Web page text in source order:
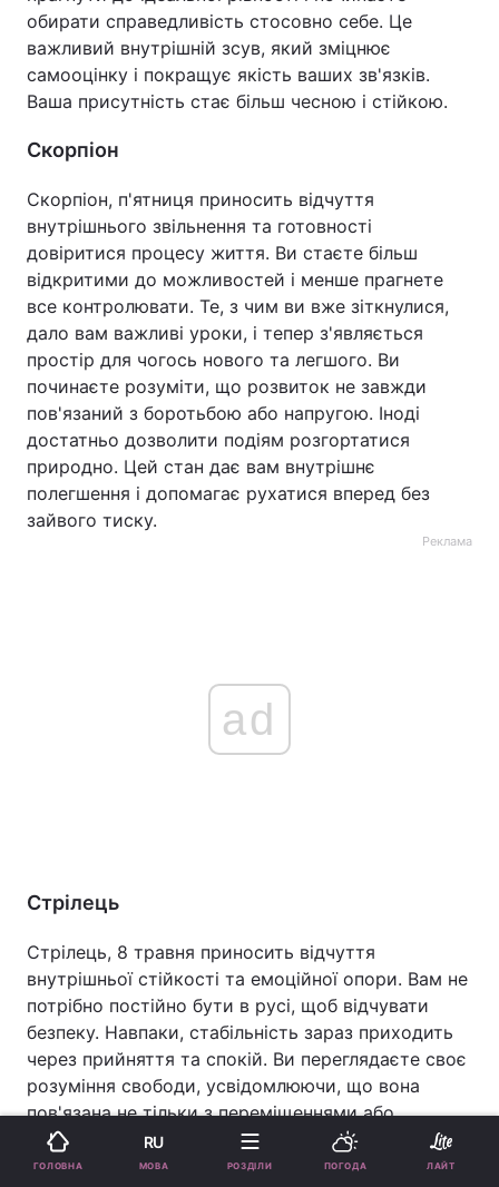
обирати справедливість стосовно себе. Це
важливий внутрішній зсув, який зміцнює
самооцінку і покращує якість ваших зв'язків.
Ваша присутність стає більш чесною і стійкою.
Скорпіон
Скорпіон, п'ятниця приносить відчуття
внутрішнього звільнення та готовності
довіритися процесу життя. Ви стаєте більш
відкритими до можливостей і менше прагнете
все контролювати. Те, з чим ви вже зіткнулися,
дало вам важливі уроки, і тепер з'являється
простір для чогось нового та легшого. Ви
починаєте розуміти, що розвиток не завжди
пов'язаний з боротьбою або напругою. Іноді
достатньо дозволити подіям розгортатися
природно. Цей стан дає вам внутрішнє
полегшення і допомагає рухатися вперед без
зайвого тиску.
Реклама
ad
Стрілець
Стрілець, 8 травня приносить відчуття
внутрішньої стійкості та емоційної опори. Вам не
потрібно постійно бути в русі, щоб відчувати
безпеку. Навпаки, стабільність зараз приходить
через прийняття та спокій. Ви переглядаєте своє
розуміння свободи, усвідомлюючи, що вона
пов'язана не тільки з переміщеннями або
можливостями, але й з вибором того, що дійсно
відповідає вашим цінностям. Це допомагає вам
ГОЛОВНА
RU
МОВА РОЗДІЛИ ПОГОДА ЛАЙТ